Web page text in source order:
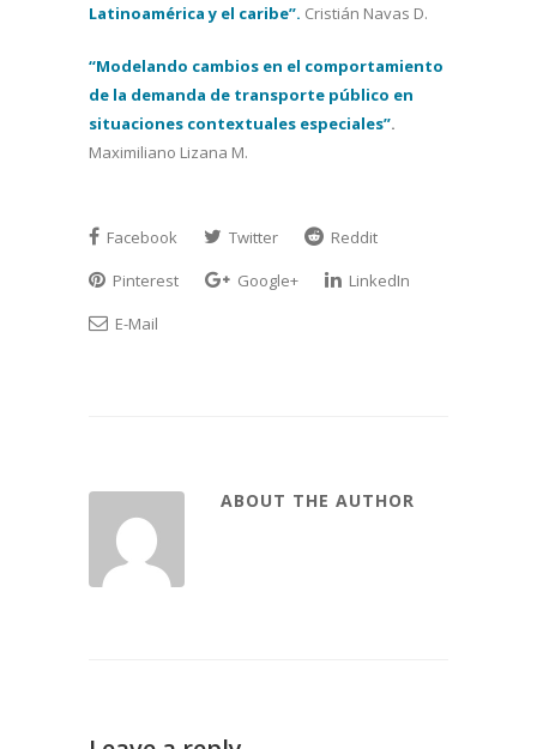
Latinoamérica y el caribe”. Cristián Navas D.
“Modelando cambios en el comportamiento
de la demanda de transporte público en
situaciones contextuales especiales”.
Maximiliano Lizana M.
Facebook Twitter
Reddit
Pinterest
Google+
LinkedIn
E-Mail
ABOUT THE AUTHOR